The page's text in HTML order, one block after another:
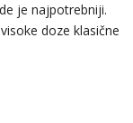
je najpotrebniji.
doze klasične